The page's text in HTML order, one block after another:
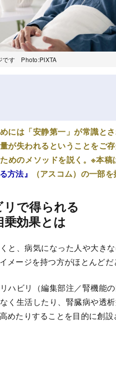
です Photo:PIXTA
には「安静第一」が常識と
が失われるということをご
めのメソッドを説く。※本稿
方法』
（アスコム）の一部
で得られる
効果とは
くと、病気になった人や大き
メージを持つ方がほとんどだ
ハビリ（編集部注／腎機能
く生活したり、腎臓病や透
めたりすることを目的に創